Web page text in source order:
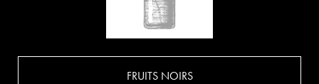
FRUITS NOIRS